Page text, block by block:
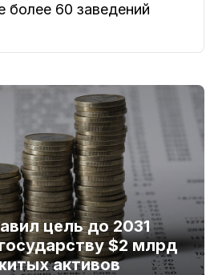
более 60 заведений
цель до 2031
$2 млрд
активов